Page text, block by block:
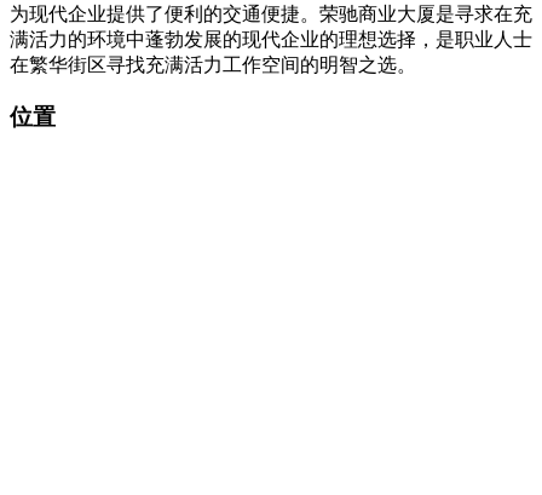
为现代企业提供了便利的交通便捷。荣驰商业大厦是寻求在充
满活力的环境中蓬勃发展的现代企业的理想选择，是职业人士
在繁华街区寻找充满活力工作空间的明智之选。
位置